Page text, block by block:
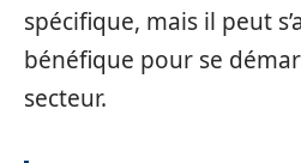
spécifique, mais il peut
bénéfique pour se
secteur.